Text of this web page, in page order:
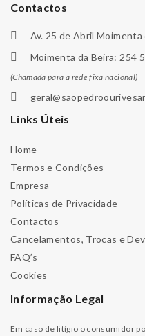
Contactos
Av. 25 de Abril Moimenta
Moimenta da Beira: 254
(Chamada para a rede fixa nacional)
Links Úteis
Home
Termos e Condições
Empresa
Políticas de Privacidade
Contactos
Cancelamentos, Trocas e
FAQ’s
Cookies
Informação Legal
Em caso de litígio o consumidor